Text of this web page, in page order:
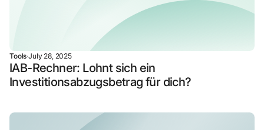
Tools·July 28, 2025
IAB-Rechner: Lohnt sich ein
Investitionsabzugsbetrag für dich?